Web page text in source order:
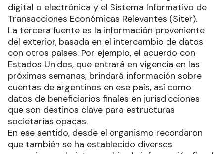
digital o electrónica y el Sistema Informativo de
Transacciones Económicas Relevantes (Siter).
La tercera fuente es la información proveniente
del exterior, basada en el intercambio de datos
con otros países. Por ejemplo, el acuerdo con
Estados Unidos, que entrará en vigencia en las
próximas semanas, brindará información sobre
cuentas de argentinos en ese país, así como
datos de beneficiarios finales en jurisdicciones
que son destinos clave para estructuras
societarias opacas.
En ese sentido, desde el organismo recordaron
que también se ha establecido diversos